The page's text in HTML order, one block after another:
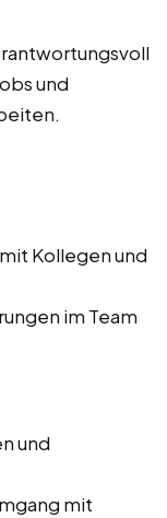
und
Kollegen und
im Team
und
mit